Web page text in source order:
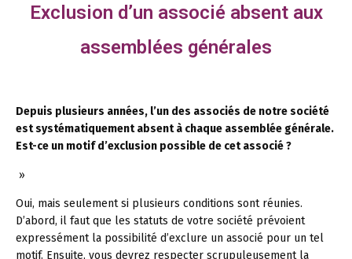
Exclusion d’un associé absent aux
assemblées générales
Depuis plusieurs années, l’un des associés de notre société
est systématiquement absent à chaque assemblée générale.
Est-ce un motif d’exclusion possible de cet associé ?
»
Oui, mais seulement si plusieurs conditions sont réunies.
D’abord, il faut que les statuts de votre société prévoient
expressément la possibilité d’exclure un associé pour un tel
motif. Ensuite, vous devrez respecter scrupuleusement la